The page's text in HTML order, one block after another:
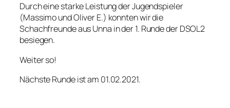
Durch eine starke Leistung der Jugendspieler
(Massimo und Oliver E.) konnten wir die
Schachfreunde aus Unna in der 1. Runde der DSOL2
besiegen.
Weiter so!
Nächste Runde ist am 01.02.2021.